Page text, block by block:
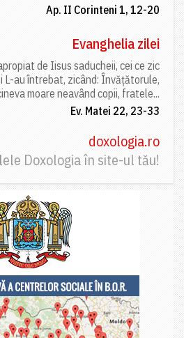
Ap. II Corinteni 1, 12-20
Evanghelia zilei
de Iisus saducheii, cei ce zic
L-au întrebat, zicând: Învățătorule,
moare neavând copii, fratele...
Ev. Matei 22, 23-33
doxologia.ro
Doxologia în site-ul tău!